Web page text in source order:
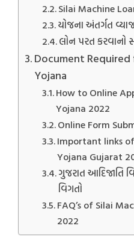
Silai Machine
યોજના અંતર્ગત
લોન પરત કરવાનો
Document Required
Yojana
How to Online
Yojana 2022
Online Form
Important links
Yojana Gujarat
ગુજરાત આદિજાતિ
વિગતો
FAQ’s of Silai
2022